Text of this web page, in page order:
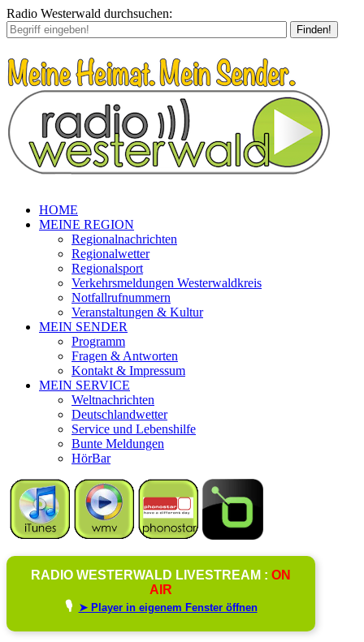
Radio Westerwald durchsuchen:
Finden!
HOME
MEINE REGION
Regionalnachrichten
Regionalwetter
Regionalsport
Verkehrsmeldungen Westerwaldkreis
Notfallrufnummern
Veranstaltungen & Kultur
MEIN SENDER
Programm
Fragen & Antworten
Kontakt & Impressum
MEIN SERVICE
Weltnachrichten
Deutschlandwetter
Service und Lebenshilfe
Bunte Meldungen
HörBar
RADIO WESTERWALD LIVESTREAM : ON
AIR
🎙️ ➤ Player in eigenem Fenster öffnen